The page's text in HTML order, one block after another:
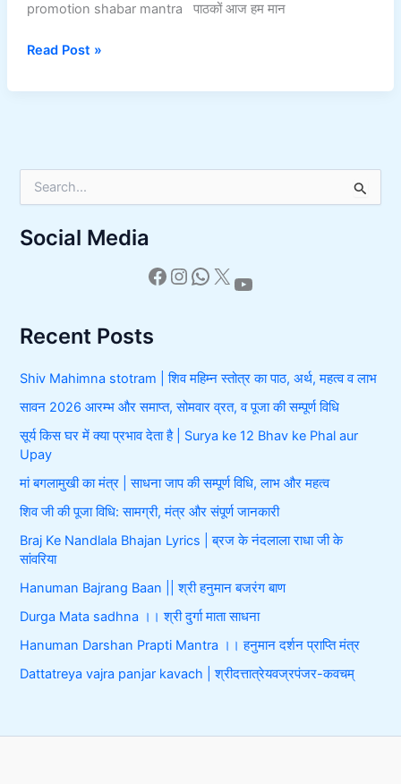
promotion shabar mantra पाठकों आज हम मान
Read Post »
e
r
r
:
Social Media
Recent Posts
Shiv Mahimna stotram | शिव महिम्न स्तोत्र का पाठ, अर्थ, महत्व व लाभ
सावन 2026 आरम्भ और समाप्त, सोमवार व्रत, व पूजा की सम्पूर्ण विधि
सूर्य किस घर में क्या प्रभाव देता है | Surya ke 12 Bhav ke Phal aur
Upay
मां बगलामुखी का मंत्र | साधना जाप की सम्पूर्ण विधि, लाभ और महत्व
शिव जी की पूजा विधि: सामग्री, मंत्र और संपूर्ण जानकारी
Braj Ke Nandlala Bhajan Lyrics | ब्रज के नंदलाला राधा जी के
सांवरिया
Hanuman Bajrang Baan || श्री हनुमान बजरंग बाण
Durga Mata sadhna ।। श्री दुर्गा माता साधना
Hanuman Darshan Prapti Mantra ।। हनुमान दर्शन प्राप्ति मंत्र
Dattatreya vajra panjar kavach | श्रीदत्तात्रेयवज्रपंजर-कवचम्